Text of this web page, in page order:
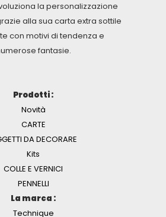
la personalizzazione
alla sua carta extra sottile
con motivi di tendenza e
fantasie.
Prodotti :
Novità
CARTE
DA DECORARE
Kits
COLLE E VERNICI
PENNELLI
La marca :
Technique